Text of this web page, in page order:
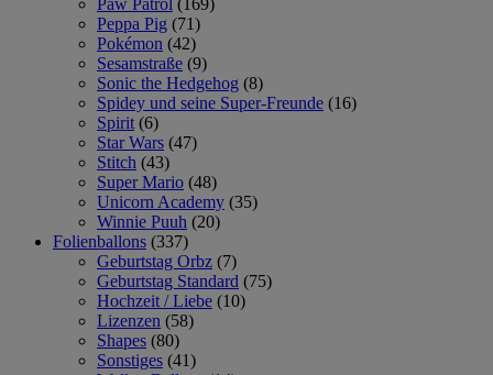
Peppa Pig (71)
Pokémon (42)
Sesamstraße (9)
Sonic the Hedgehog (8)
Spidey und seine Super-Freunde (16)
Spirit (6)
Star Wars (47)
Stitch (43)
Super Mario (48)
Unicorn Academy (35)
Winnie Puuh (20)
Folienballons (337)
Geburtstag Orbz (7)
Geburtstag Standard (75)
Hochzeit / Liebe (10)
Lizenzen (58)
Shapes (80)
Sonstiges (41)